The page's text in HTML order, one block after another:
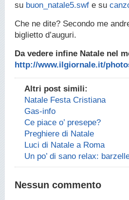
su buon_natale5.swf e su
Che ne dite? Secondo me
biglietto d’auguri.
Da vedere infine Natale nel
http://www.ilgiornale.it/
Altri post simili:
Natale Festa Cristiana
Gas-info
Ce piace o’ presepe?
Preghiere di Natale
Luci di Natale a Roma
Un po’ di sano relax:
Nessun commento